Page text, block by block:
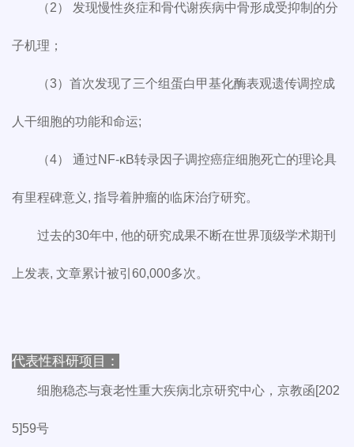
（2） 发现慢性炎症和骨代谢疾病中骨形成受抑制的分
子机理；
（3）首次发现了三个组蛋白甲基化酶表观遗传调控成
人干细胞的功能和命运;
（4） 通过NF-κB转录因子调控癌症细胞死亡的理论具
有里程碑意义, 指导着肿瘤的临床治疗研究。
过去的30年中, 他的研究成果不断在世界顶级学术期刊
上发表, 文章累计被引60,000多次。
代表性科研项目：
细胞稳态与衰老性重大疾病北京研究中心，京教函[202
5]59号